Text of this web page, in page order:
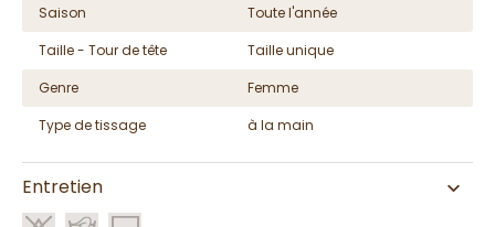
Saison
Toute l'année
Taille - Tour de tête
Taille unique
Genre
Femme
Type de tissage
à la main
Entretien